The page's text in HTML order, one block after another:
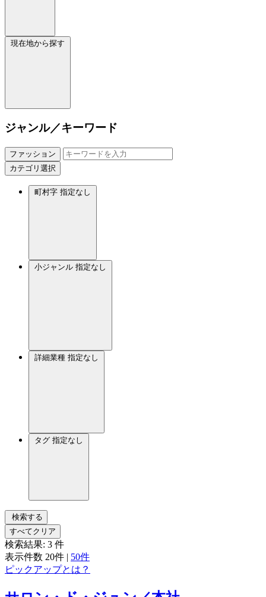
現在地から探す
ジャンル／キーワード
ファッション
カテゴリ選択
町村字 指定なし
小ジャンル 指定なし
詳細業種 指定なし
タグ 指定なし
検索する
すべてクリア
検索結果: 3 件
表示件数 20件 | 50件
ピックアップとは？